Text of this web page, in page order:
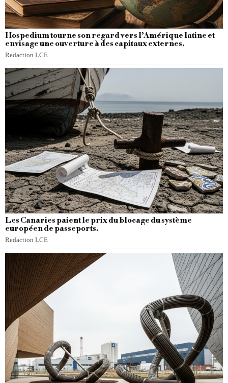
Hospedium tourne son regard vers l’Amérique latine et
envisage une ouverture à des capitaux externes.
Redaction LCE
Les Canaries paient le prix du blocage du système
européen de passeports.
Redaction LCE